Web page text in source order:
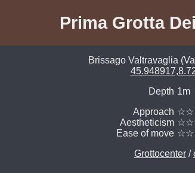
Prima Grotta
Brissago Valtravaglia
Depth 1m
Approach
Aestheticism
Ease of move
Grottocenter /